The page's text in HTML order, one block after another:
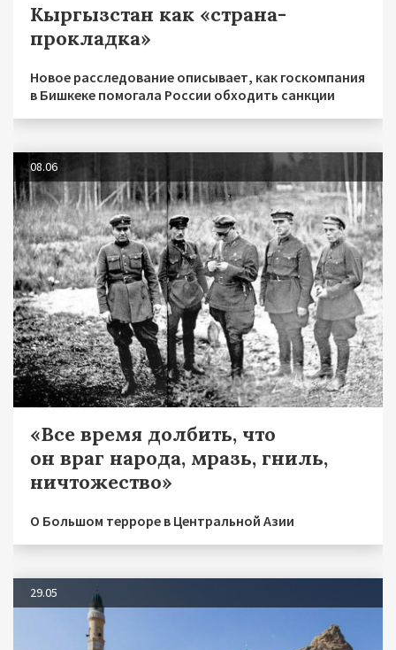
Кыргызстан как «страна-
прокладка»
Новое расследование описывает, как госкомпания
в Бишкеке помогала России обходить санкции
08.06
«Все время долбить, что
он враг народа, мразь, гниль,
ничтожество»
О Большом терроре в Центральной Азии
29.05